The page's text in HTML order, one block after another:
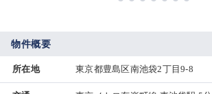
物件概要
所在地 東京都豊島区南池袋2丁目9-8